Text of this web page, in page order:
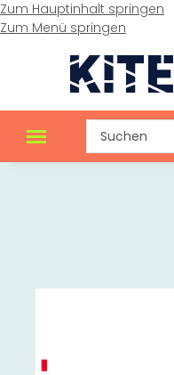
Zum Hauptinhalt springen
Zum Menü springen